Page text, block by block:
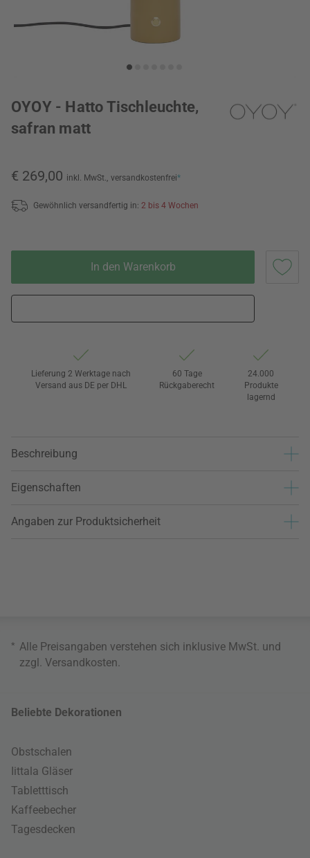
OYOY - Hatto Tischleuchte,
safran matt
€ 269,00 inkl. MwSt., versandkostenfrei*
Gewöhnlich versandfertig in: 2 bis 4 Wochen
In den Warenkorb
Lieferung 2 Werktage nach
Versand aus DE per DHL
60 Tage
Rückgaberecht
24.000
Produkte
lagernd
Beschreibung
Eigenschaften
Angaben zur Produktsicherheit
* Alle Preisangaben verstehen sich inklusive MwSt. und
zzgl. Versandkosten
Beliebte Dekorationen
Obstschalen
Iittala Gläser
Tabletttisch
Kaffeebecher
Tagesdecken